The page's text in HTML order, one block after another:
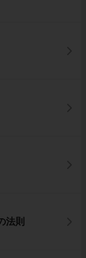
法則